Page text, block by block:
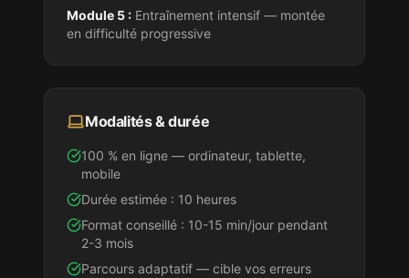
Module 5 : Entraînement intensif — montée
en difficulté progressive
Modalités & durée
100 % en ligne — ordinateur, tablette,
mobile
Durée estimée : 10 heures
Format conseillé : 10-15 min/jour pendant
2-3 mois
Parcours adaptatif — cible vos erreurs